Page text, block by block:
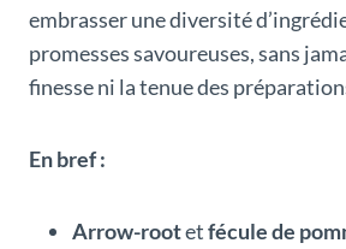
embrasser une diversité
promesses savoureuses, sans
finesse ni la tenue des
En bref :
Arrow-rootetfécule de